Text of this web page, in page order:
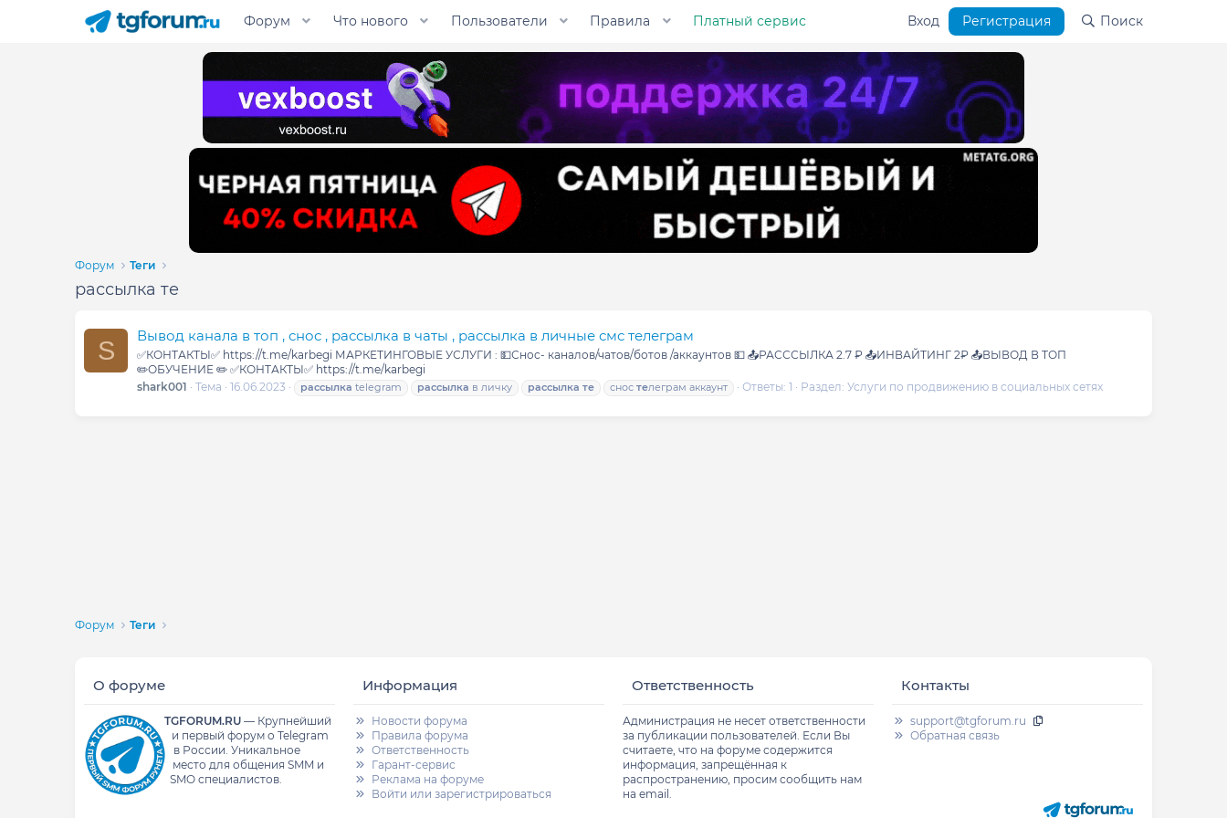
Форум Что нового Пользователи Правила Платный сервис Вход Регистрация Поиск
Форум Теги
рассылка те
S Вывод канала в топ , снос , рассылка в чаты , рассылка в личные смс телеграм
✅КОНТАКТЫ✅ https://t.me/karbegi МАРКЕТИНГОВЫЕ УСЛУГИ : 💵Снос- каналов/чатов/ботов /аккаунтов 💵 📤РАСССЫЛКА 2.7 ₽ 📤ИНВАЙТИНГ 2₽ 📤ВЫВОД В ТОП
✏️ОБУЧЕНИЕ ✏️ ✅КОНТАКТЫ✅ https://t.me/karbegi
shark001
Тема 16.06.2023 рассылка telegram рассылка в личку рассылка те снос телеграм аккаунт Ответы: 1 Раздел: Услуги по продвижению в социальных сетях
Форум Теги
О форуме
TGFORUM.RU— Крупнейший
и первый форум о Telegram
в России. Уникальное
место для общения SMM и
SMO специалистов.
Информация
Новости форума
Правила форума
Ответственность
Гарант-сервис
Реклама на форуме
Войти или зарегистрироваться
Ответственность
Администрация не несет ответственности
за публикации пользователей. Если Вы
считаете, что на форуме содержится
информация, запрещённая к
распространению, просим сообщить нам
на email.
Контакты
support@tgforum.ru
Обратная связь